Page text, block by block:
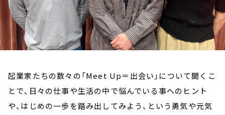
起業家たちの数々の「Meet Up＝出会い」について聞くこ
とで、日々の仕事や生活の中で悩んでいる事へのヒント
や、はじめの一歩を踏み出してみよう、という勇気や元気